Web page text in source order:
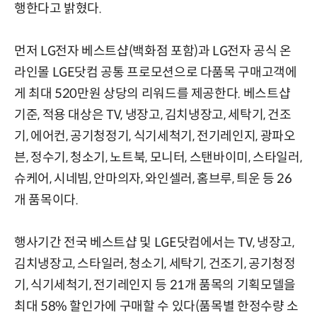
행한다고 밝혔다.
먼저 LG전자 베스트샵(백화점 포함)과 LG전자 공식 온
라인몰 LGE닷컴 공통 프로모션으로 다품목 구매고객에
게 최대 520만원 상당의 리워드를 제공한다. 베스트샵
기준, 적용 대상은 TV, 냉장고, 김치냉장고, 세탁기, 건조
기, 에어컨, 공기청정기, 식기세척기, 전기레인지, 광파오
븐, 정수기, 청소기, 노트북, 모니터, 스탠바이미, 스타일러,
슈케어, 시네빔, 안마의자, 와인셀러, 홈브루, 틔운 등 26
개 품목이다.
행사기간 전국 베스트샵 및 LGE닷컴에서는 TV, 냉장고,
김치냉장고, 스타일러, 청소기, 세탁기, 건조기, 공기청정
기, 식기세척기, 전기레인지 등 21개 품목의 기획모델을
최대 58% 할인가에 구매할 수 있다(품목별 한정수량 소